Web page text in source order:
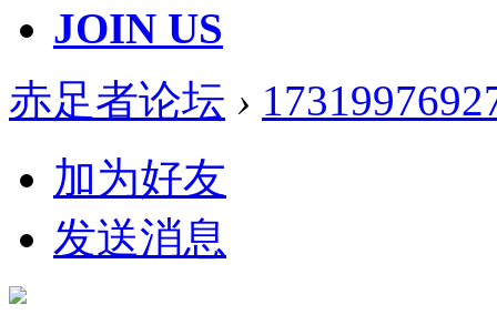
JOIN US
赤足者论坛 ›
加为好友
发送消息